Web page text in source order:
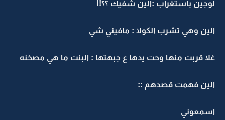
لوجين باستغراب :الين شفيك ؟؟!!
الين وهي تشرب الكولا : مافيني شي
غلا قربت منها وحت يدها ع جبهتها : البنت ما هي مصخنه
الين فهمت قصدهم ::
اسمعوني